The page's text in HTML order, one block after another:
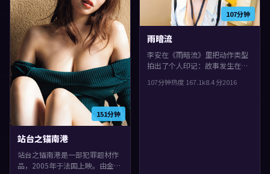
151分钟
站台之锚南港
站台之锚南港是一部犯罪题材作
品，2005年于法国上映。由金基
107分钟
雨暗流
李安在《雨暗流》里把动作类型
拍出了个人印记：故事发生在德
括肖战、刘德华、咏梅。一场意
107分钟热度 167.1k8.4分2016